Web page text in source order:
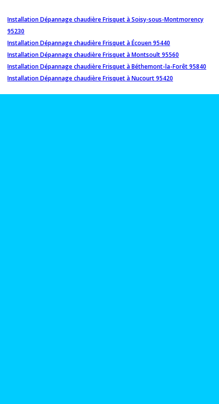
Installation Dépannage chaudière Frisquet à Soisy-sous-Montmorency
95230
Installation Dépannage chaudière Frisquet à Écouen 95440
Installation Dépannage chaudière Frisquet à Montsoult 95560
Installation Dépannage chaudière Frisquet à Béthemont-la-Forêt 95840
Installation Dépannage chaudière Frisquet à Nucourt 95420